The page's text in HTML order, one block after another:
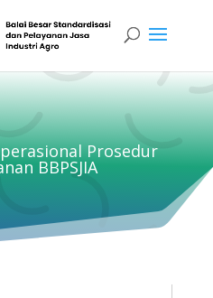
Prosedur
BBPSJIA